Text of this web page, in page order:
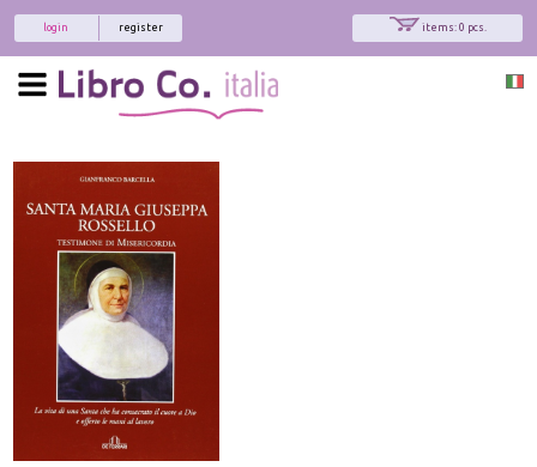
items: 0 pcs.
register
login